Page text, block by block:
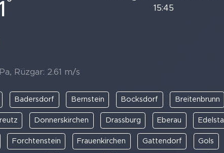
° 15:45
Rüzgar: 2.61 m/s
Badersdorf Bernstein Bocksdorf Breitenbrunn
Donnerskirchen Drassburg Eberau Edelstal
Forchtenstein Frauenkirchen Gattendorf Gols